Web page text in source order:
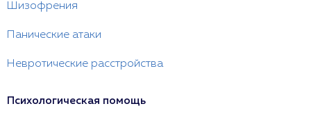
Шизофрения
Панические атаки
Невротические расстройства
Психологическая помощь